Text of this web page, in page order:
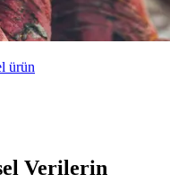
ürün
Verilerin